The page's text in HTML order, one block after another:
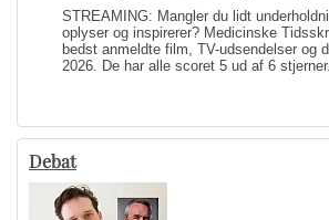
STREAMING: Mangler du lidt
oplyser og inspirerer? Medicinske
bedst anmeldte film, TV-udsendelser og
2026. De har alle scoret 5 ud af 6 stjerner.
Debat